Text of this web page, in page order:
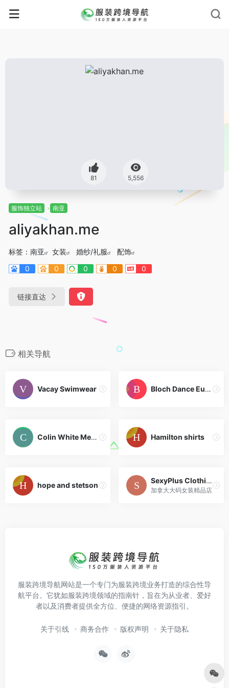
81 5,556
服饰独立站 南亚
aliyakhan.me
标签： 南亚 女装 婚纱/礼服
配饰
0
0 0 0 0
链接直达
相关导航
Vacay Swimwear Bloch Dance Europe
Colin White Menswear Hamilton shirts
hope and stetson
SexyPlus Clothing
加拿大大码女装精品店
服装跨境导航网站是一个专门为服装跨境业务打造的综合性导
航平台。它犹如服装跨境领域的指南针，旨在为从业者、爱好
者以及消费者提供全方位、便捷的网络资源指引。
关于引线 商务合作 版权声明 关于隐私